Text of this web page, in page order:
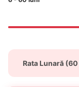
Rata Lunară (60